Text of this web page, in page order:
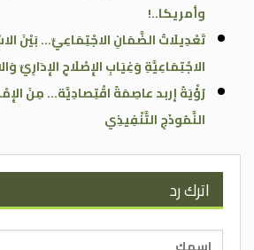
وأمريكا..!
تَعْدِيلَاتُ الضَّمَانِ الاجْتِمَاعِيِّ… بَيْنَ
الاجْتِمَاعِيَّةِ وَغِيَابِ الإِصْلَاحِ الإِدَارِيِّ
رُؤْيَةُ إربد عاصِمَةً اقْتِصادِيَّة… مِنَ
النَّمُوذَجِ التَّنْفِيذِي
اترك رد